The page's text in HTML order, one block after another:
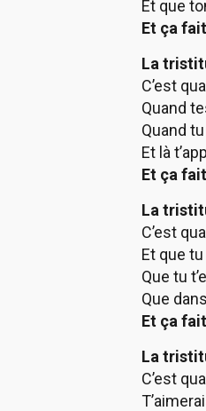
Et que
Et ça
La
C’est
Quand
Quand
Et là
Et ça
La
C’est
Et que
Que tu
Que
Et ça
La
C’est